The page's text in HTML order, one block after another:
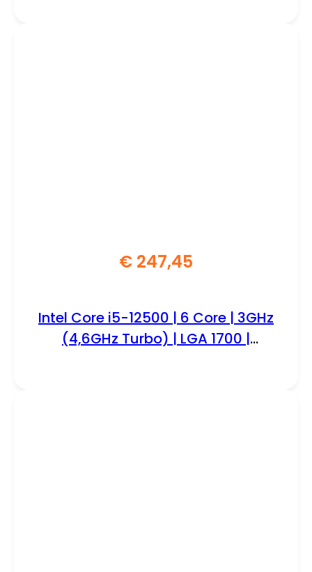
€ 247,45
Intel Core i5-12500 | 6 Core | 3GHz
(4,6GHz Turbo) | LGA 1700 |